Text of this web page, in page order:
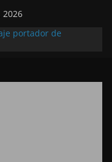
2026
portador de
grandes proyectos de